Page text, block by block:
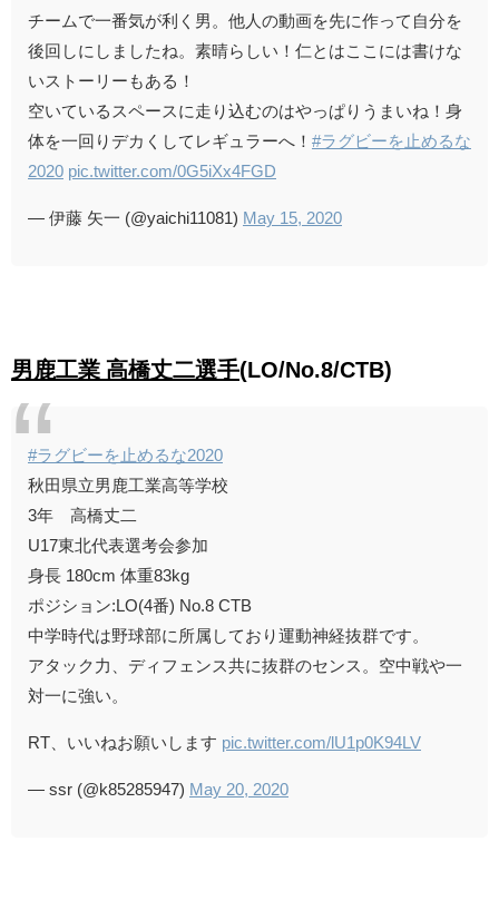
チームで一番気が利く男。他人の動画を先に作って自分を
後回しにしましたね。素晴らしい！仁とはここには書けな
いストーリーもある！
空いているスペースに走り込むのはやっぱりうまいね！身
体を一回りデカくしてレギュラーへ！ #ラグビーを止めるな
2020 pic.twitter.com/0G5iXx4FGD
— 伊藤 矢一 (@yaichi11081) May 15, 2020
男鹿工業 高橋丈二選手(LO/No.8/CTB)
#ラグビーを止めるな2020
秋田県立男鹿工業高等学校
3年 高橋丈二
U17東北代表選考会参加
身長 180cm 体重83kg
ポジション:LO(4番) No.8 CTB
中学時代は野球部に所属しており運動神経抜群です。
アタック力、ディフェンス共に抜群のセンス。空中戦や一
対一に強い。
RT、いいねお願いします pic.twitter.com/lU1p0K94LV
— ssr (@k85285947) May 20, 2020